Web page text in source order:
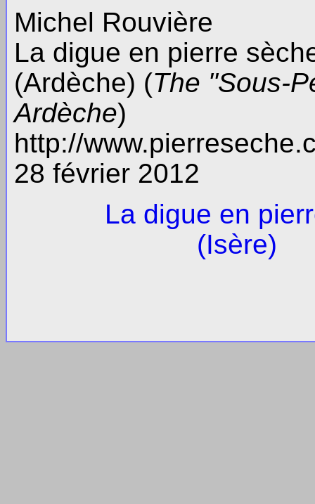
Michel Rouvière
La digue en pierre
(Ardèche) (The "Sous-
Ardèche)
http://
28 février 2012
La digue en
(Isère)